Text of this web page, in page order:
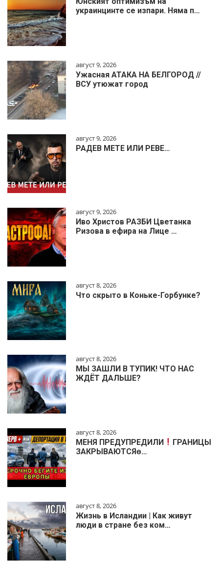
украинцинте се изпари. Няма п…
август 9, 2026
Ужасная АТАКА НА БЕЛГОРОД //
ВСУ утюжат город
август 9, 2026
РАДЕВ МЕТЕ ИЛИ РЕВЕ…
август 9, 2026
Иво Христов РАЗБИ Цветанка
Ризова в ефира на Лице …
август 8, 2026
Что скрыто в Коньке-Горбунке?
август 8, 2026
МЫ ЗАШЛИ В ТУПИК! ЧТО НАС
ЖДЁТ ДАЛЬШЕ?
август 8, 2026
МЕНЯ ПРЕДУПРЕДИЛИ
ГРАНИЦЫ
ЗАКРЫВАЮТСЯɵ…
август 8, 2026
Жизнь в Исландии | Как живут
люди в стране без ком…